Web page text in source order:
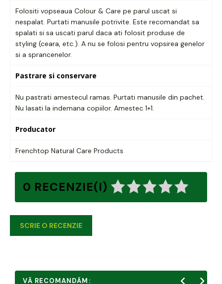
Folositi vopseaua Colour & Care pe parul uscat si
nespalat. Purtati manusile potrivite. Este recomandat sa
spalati si sa uscati parul daca ati folosit produse de
styling (ceara, etc.). A nu se folosi pentru vopsirea genelor
si a sprancenelor.
Pastrare si conservare
Nu pastrati amestecul ramas. Purtati manusile din pachet.
Nu lasati la indemana copiilor. Amestec 1+1.
Producator
Frenchtop Natural Care Products
0 RECENZIE(I)
SCRIE O RECENZIE
VĂ RECOMANDĂM: